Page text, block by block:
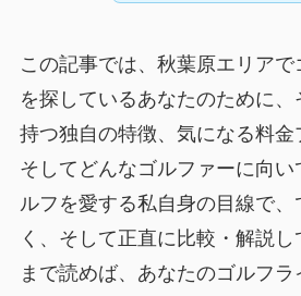
この記事では、秋葉原エリア
を探しているあなたのために
持つ独自の特徴、気になる料金
そしてどんなゴルファーに向
ルフを愛する私自身の目線で、
く、そして正直に比較・解説
まで読めば、あなたのゴルフ